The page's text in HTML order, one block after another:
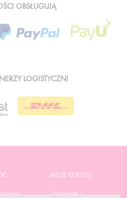
OBSŁUGUJĄ
LOGISTYCZNI
MOJE KONTO
Logowanie /